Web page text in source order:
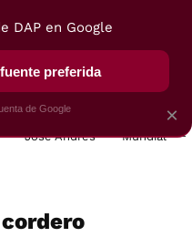
VEGUI
José Andrés Mundial
×
DAP en Google
preferida
de Google